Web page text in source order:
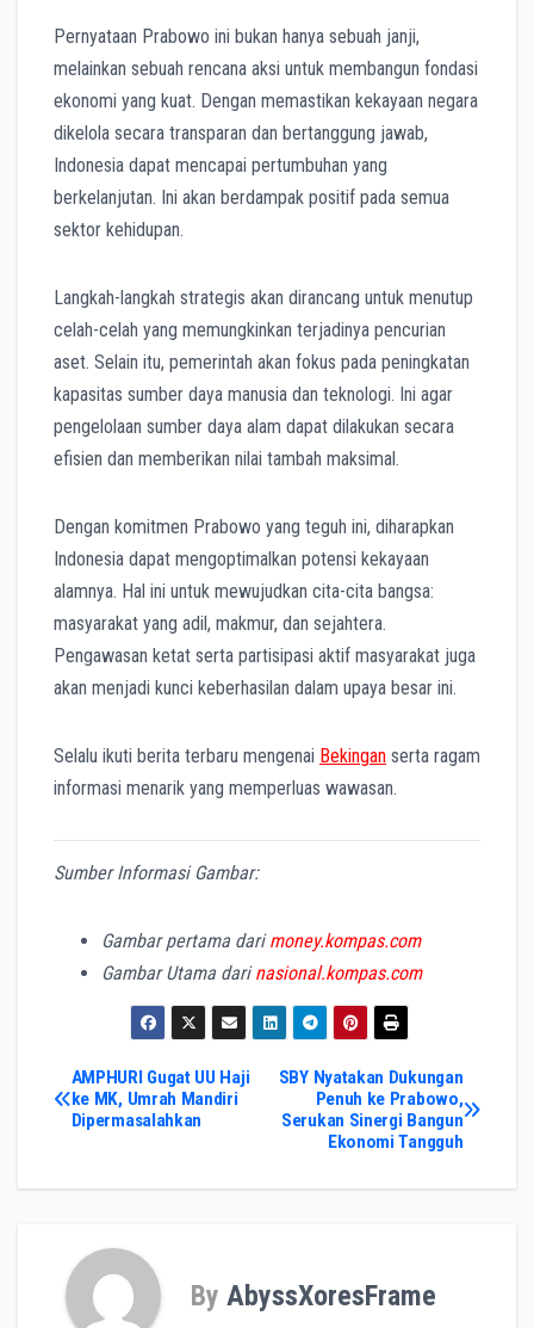
Pernyataan Prabowo ini bukan hanya sebuah janji,
melainkan sebuah rencana aksi untuk membangun fondasi
ekonomi yang kuat. Dengan memastikan kekayaan negara
dikelola secara transparan dan bertanggung jawab,
Indonesia dapat mencapai pertumbuhan yang
berkelanjutan. Ini akan berdampak positif pada semua
sektor kehidupan.
Langkah-langkah strategis akan dirancang untuk menutup
celah-celah yang memungkinkan terjadinya pencurian
aset. Selain itu, pemerintah akan fokus pada peningkatan
kapasitas sumber daya manusia dan teknologi. Ini agar
pengelolaan sumber daya alam dapat dilakukan secara
efisien dan memberikan nilai tambah maksimal.
Dengan komitmen Prabowo yang teguh ini, diharapkan
Indonesia dapat mengoptimalkan potensi kekayaan
alamnya. Hal ini untuk mewujudkan cita-cita bangsa:
masyarakat yang adil, makmur, dan sejahtera.
Pengawasan ketat serta partisipasi aktif masyarakat juga
akan menjadi kunci keberhasilan dalam upaya besar ini.
Selalu ikuti berita terbaru mengenai Bekingan serta ragam
informasi menarik yang memperluas wawasan.
Sumber Informasi Gambar:
Gambar pertama darimoney.kompas.com
Gambar Utama darinasional.kompas.com
Post
navigation
SBY Nyatakan Dukungan
Penuh ke Prabowo,
Serukan Sinergi Bangun
Ekonomi Tangguh
AMPHURI Gugat UU Haji
ke MK, Umrah Mandiri
Dipermasalahkan
By AbyssXoresFrame